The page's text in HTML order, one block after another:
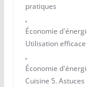
pratiques
,
Économie
Utilisation
,
Économie
Cuisine 5. Astuces